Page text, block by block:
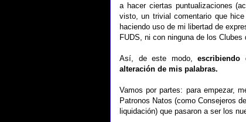
a hacer ciertas puntualizaciones
visto, un trivial comentario que
haciendo uso de mi libertad de
FUDS, ni con ninguna de los
Así, de este modo,
alteración de mis palabras.
Vamos por partes: para empezar,
Patronos Natos (como Consejeros
liquidación) que pasaron a ser los